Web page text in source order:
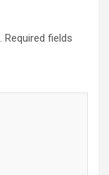
Required fields